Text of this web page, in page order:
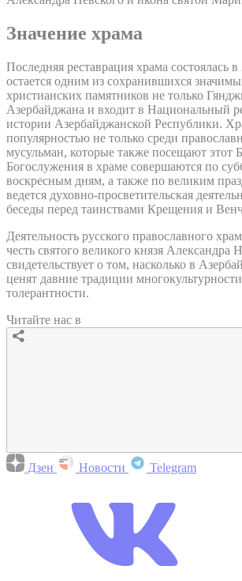
Значение храма
Последняя реставрация храма состоялась
остается одним из сохранившихся
христианских памятников не только
Азербайджана и входит в Национальный
истории Азербайджанской Республики.
популярностью не только среди
мусульман, которые также посещают этот
Богослужения в храме совершаются по
воскресным дням, а также по великим
ведется духовно-просветительская
беседы перед таинствами Крещения и
Деятельность русского православного
честь святого великого князя Александра
свидетельствует о том, насколько в
ценят давние традиции
толерантности.
Читайте нас в
Дзен Новости Telegram